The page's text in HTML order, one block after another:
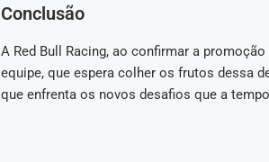
Conclusão
A Red Bull Racing, ao confirmar a
equipe, que espera colher os frutos dessa
que enfrenta os novos desafios que a